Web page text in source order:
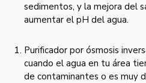
sedimentos, y la mejora del
aumentar el pH del agua.
Purificador por ósmosis
cuando el agua en tu área
de contaminantes o es muy